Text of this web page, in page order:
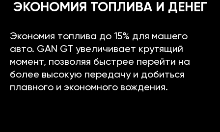
ЭКОНОМИЯ ТОПЛИВА И ДЕНЕГ
Экономия топлива до 15% для машего
авто. GAN GT увеличивает крутящий
момент, позволяя быстрее перейти на
более высокую передачу и добиться
плавного и экономного вождения.